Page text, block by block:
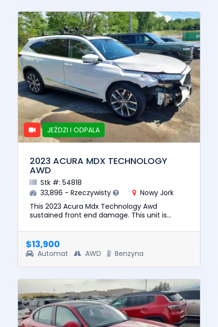
JEŹDZI I ODPALA
2023 ACURA MDX TECHNOLOGY
AWD
Stk #: 54818
33,896 - Rzeczywisty
Nowy Jork
This 2023 Acura Mdx Technology Awd
sustained front end damage. This unit is
value of this vehicle was $40851...
$13,900
Automat AWD Benzyna